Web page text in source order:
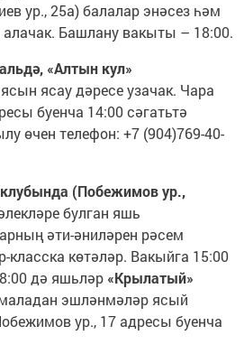
ур., 25а) балалар энәсез һәм
Башлану вакыты – 18:00.
«Алтын кул»
ясау дәресе узачак. Чара
буенча 14:00 сәгатьтә
өчен телефон: +7 (904)769-40-
клубында (Побежимов ур.,
булган яшь
әти-әниләрен рәсем
класска көтәләр. Вакыйга 15:00
дә яшьләр «Крылатый»
эшләнмәләр ясый
ур., 17 адресы буенча